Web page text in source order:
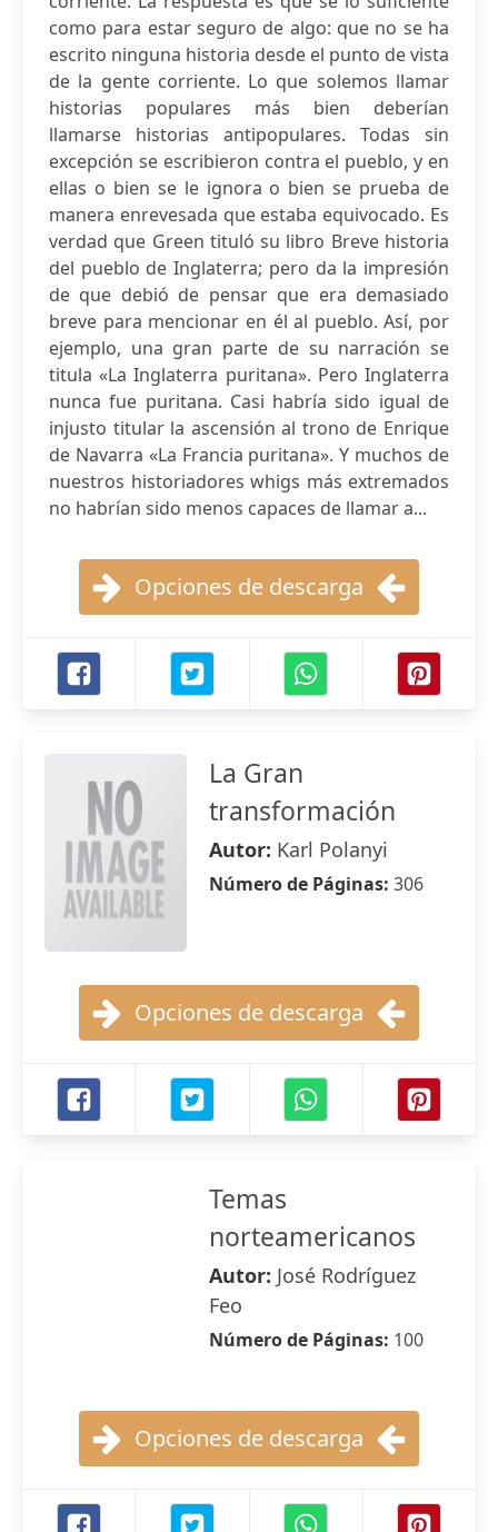
como para estar seguro de algo: que no se ha
escrito ninguna historia desde el punto de vista
de la gente corriente. Lo que solemos llamar
historias populares más bien deberían
llamarse historias antipopulares. Todas sin
excepción se escribieron contra el pueblo, y en
ellas o bien se le ignora o bien se prueba de
manera enrevesada que estaba equivocado. Es
verdad que Green tituló su libro Breve historia
del pueblo de Inglaterra; pero da la impresión
de que debió de pensar que era demasiado
breve para mencionar en él al pueblo. Así, por
ejemplo, una gran parte de su narración se
titula «La Inglaterra puritana». Pero Inglaterra
nunca fue puritana. Casi habría sido igual de
injusto titular la ascensión al trono de Enrique
de Navarra «La Francia puritana». Y muchos de
nuestros historiadores whigs más extremados
no habrían sido menos capaces de llamar a...
Opciones de descarga
La Gran
transformación
Autor: Karl Polanyi
Número de Páginas: 306
Opciones de descarga
Temas
norteamericanos
Autor: José Rodríguez
Feo
Número de Páginas: 100
Opciones de descarga